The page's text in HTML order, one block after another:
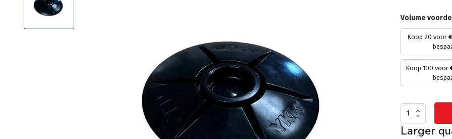
Volume
Koop 20 voor
Koop 100 voor
Larger